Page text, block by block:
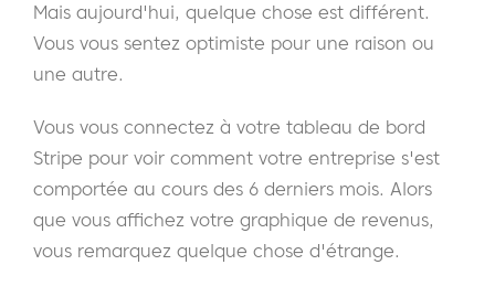
Mais aujourd'hui, quelque chose est différent.
Vous vous sentez optimiste pour une raison ou
une autre.
Vous vous connectez à votre tableau de bord
Stripe pour voir comment votre entreprise s'est
comportée au cours des 6 derniers mois. Alors
que vous affichez votre graphique de revenus,
vous remarquez quelque chose d'étrange.